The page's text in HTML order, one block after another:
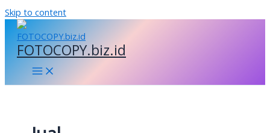
Skip to content
FOTOCOPY.biz.id